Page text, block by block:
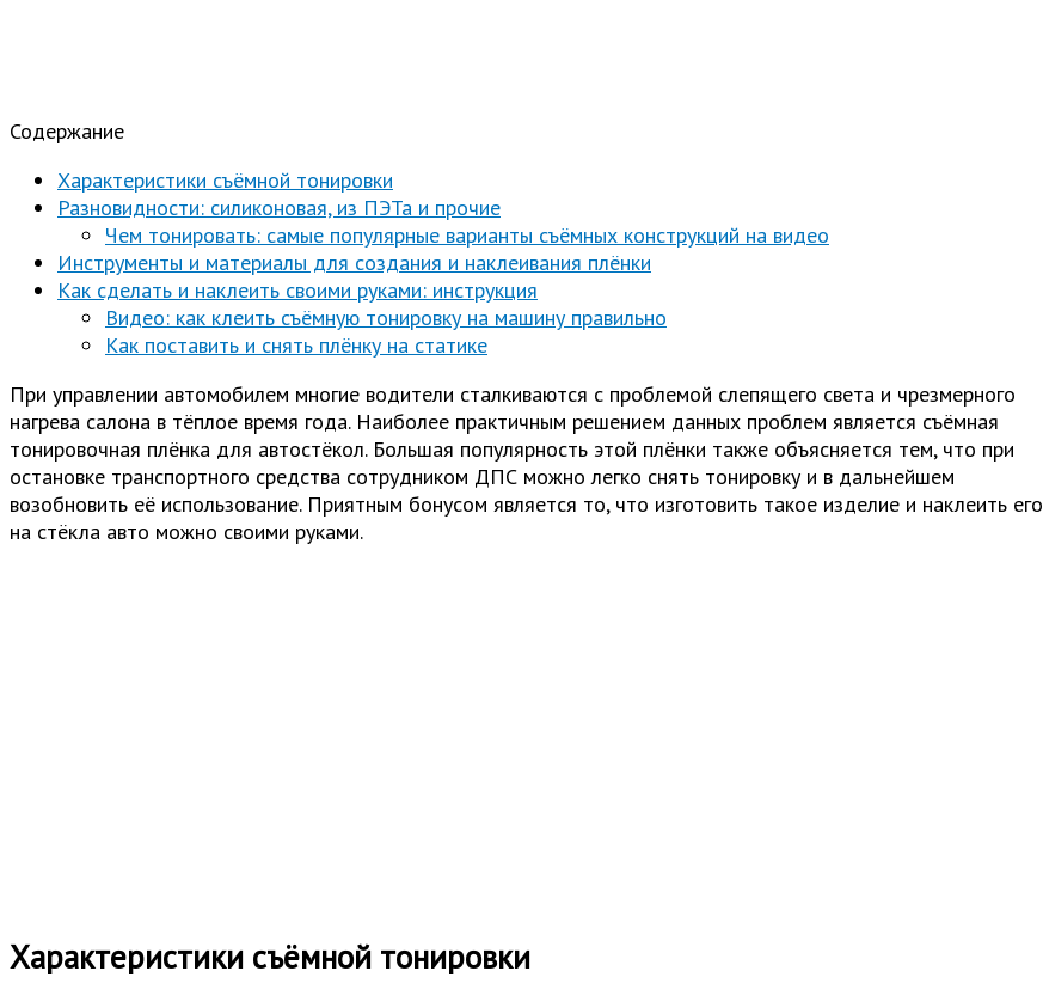
Содержание
Характеристики съёмной тонировки
Разновидности: силиконовая, из ПЭТа и прочие
Чем тонировать: самые популярные варианты съёмных конструкций на видео
Инструменты и материалы для создания и наклеивания плёнки
Как сделать и наклеить своими руками: инструкция
Видео: как клеить съёмную тонировку на машину правильно
Как поставить и снять плёнку на статике
При управлении автомобилем многие водители сталкиваются с проблемой слепящего света и чрезмерного
нагрева салона в тёплое время года. Наиболее практичным решением данных проблем является съёмная
тонировочная плёнка для автостёкол. Большая популярность этой плёнки также объясняется тем, что при
остановке транспортного средства сотрудником ДПС можно легко снять тонировку и в дальнейшем
возобновить её использование. Приятным бонусом является то, что изготовить такое изделие и наклеить его
на стёкла авто можно своими руками.
Характеристики съёмной тонировки